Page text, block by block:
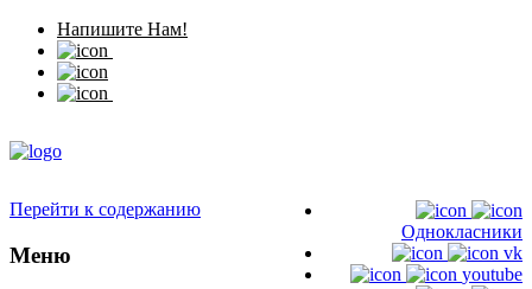
Напишите Нам!
Однокласники
vk
youtube
Перейти к содержанию
Меню